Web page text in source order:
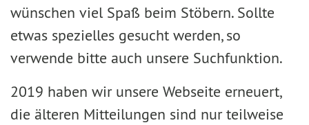
wünschen viel Spaß beim Stöbern. Sollte
etwas spezielles gesucht werden, so
verwende bitte auch unsere Suchfunktion.
2019 haben wir unsere Webseite erneuert,
die älteren Mitteilungen sind nur teilweise